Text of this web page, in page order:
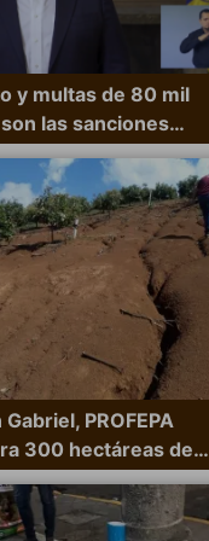
y multas de 80 mil
las sanciones…
Gabriel, PROFEPA
300 hectáreas de…